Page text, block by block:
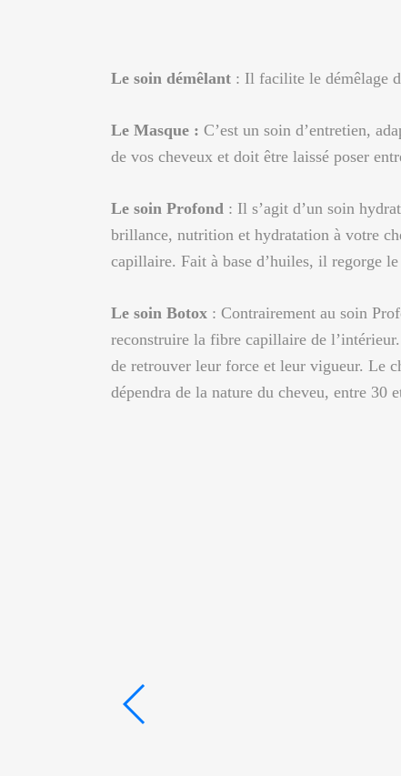
Le soin démêlant : Il facilite le démêlage
Le Masque : C’est un soin d’entretien,
de vos cheveux et doit être laissé poser
Le soin Profond : Il s’agit d’un soin
brillance, nutrition et hydratation à votre
capillaire. Fait à base d’huiles, il regorge
Le soin Botox : Contrairement au soin
reconstruire la fibre capillaire de
de retrouver leur force et leur vigueur. Le
dépendra de la nature du cheveu, entre 30